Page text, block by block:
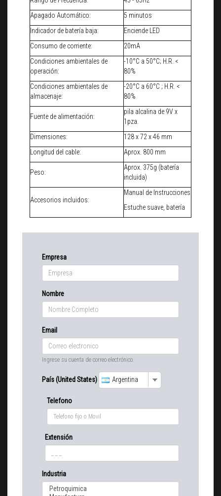
Apagado Automático:
5 minutos
Indicador de batería baja:
Enciende LED
Consumo de corriente:
20mA
Condiciones ambientales de
operación:
-10°C a 50°C; H.R. <
80%
Condiciones ambientales de
almacenaje:
-20°C a 60°C ; H.R. <
80%
Fuente de alimentación:
pila alcalina de 9V x
1pza.
Dimensiones:
128 x 72 x 46 mm
Longitud del cable:
Aprox. 800 mm
Peso:
Aprox. 375g (batería
incluida)
Accesorios incluidos:
Manual de Instrucciones
Estuche suave, batería
Empresa
Nombre
Email
Ingrese su cuenta de correo electrónico.
País (United States) Argentina
Telefono
Extensión
Industria